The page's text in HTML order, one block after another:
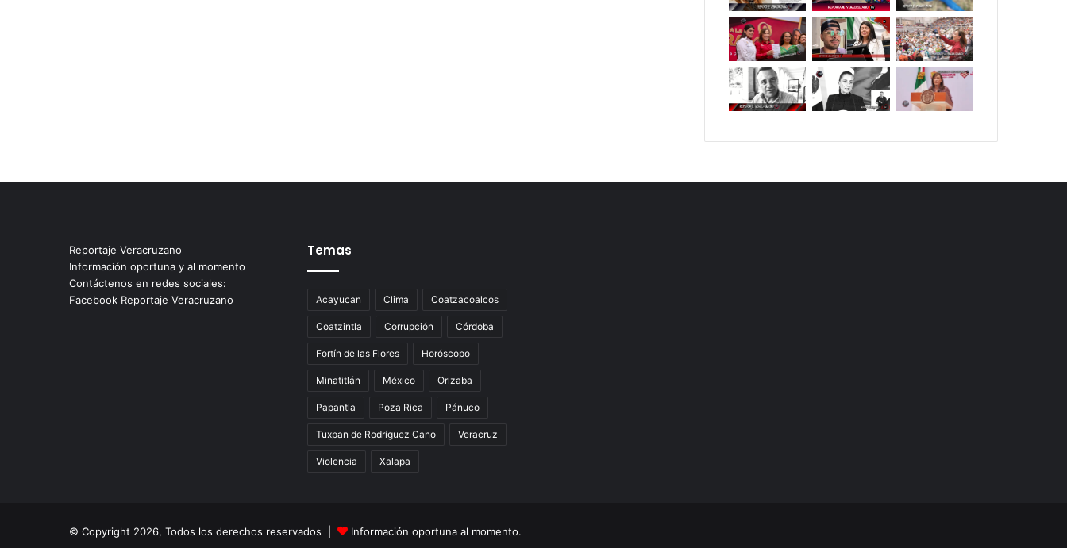
Reportaje Veracruzano
Información oportuna y al momento
Contáctenos en redes sociales:
Facebook Reportaje Veracruzano
Temas
Acayucan Clima Coatzacoalcos
Coatzintla Corrupción Córdoba
Fortín de las Flores Horóscopo
Minatitlán México Orizaba
Papantla Poza Rica Pánuco
Tuxpan de Rodríguez Cano Veracruz
Violencia Xalapa
© Copyright 2026, Todos los derechos reservados | Información oportuna al momento.